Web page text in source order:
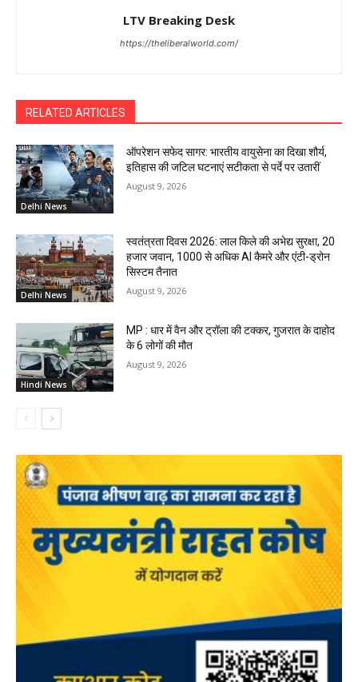
LTV Breaking Desk
https://theliberalworld.com/
RELATED ARTICLES
Delhi News
ऑपरेशन सफेद सागर: भारतीय वायुसेना का दिखा शौर्य,
इतिहास की जटिल घटनाएं सटीकता से पर्दे पर उतारीं
August 9, 2026
Delhi News
स्वतंत्रता दिवस 2026: लाल किले की अभेद्य सुरक्षा, 20
हजार जवान, 1000 से अधिक AI कैमरे और एंटी-ड्रोन
सिस्टम तैनात
August 9, 2026
Hindi News
MP : धार में वैन और ट्रॉला की टक्कर, गुजरात के दाहोद
के 6 लोगों की मौत
August 9, 2026